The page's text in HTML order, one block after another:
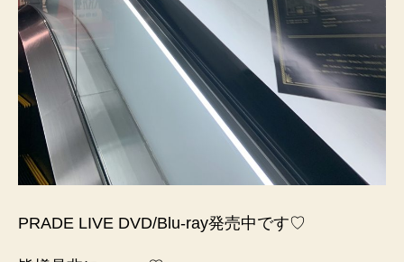
PRADE LIVE DVD/Blu-ray発売中です♡